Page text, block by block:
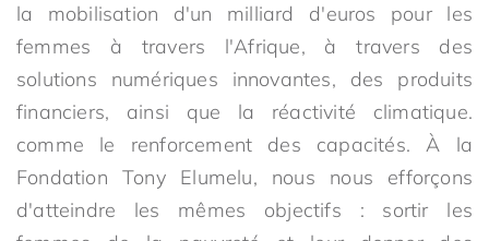
la mobilisation d'un milliard d'euros pour les
femmes à travers l'Afrique, à travers des
solutions numériques innovantes, des produits
financiers, ainsi que la réactivité climatique.
comme le renforcement des capacités. À la
Fondation Tony Elumelu, nous nous efforçons
d'atteindre les mêmes objectifs : sortir les